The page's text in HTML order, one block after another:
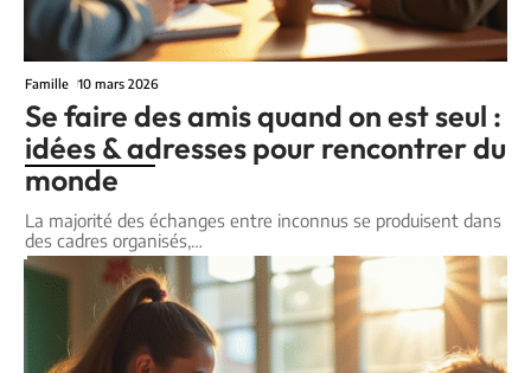
Famille 10 mars 2026
Se faire des amis quand on est seul :
idées & adresses pour rencontrer du
monde
La majorité des échanges entre inconnus se produisent dans
des cadres organisés,